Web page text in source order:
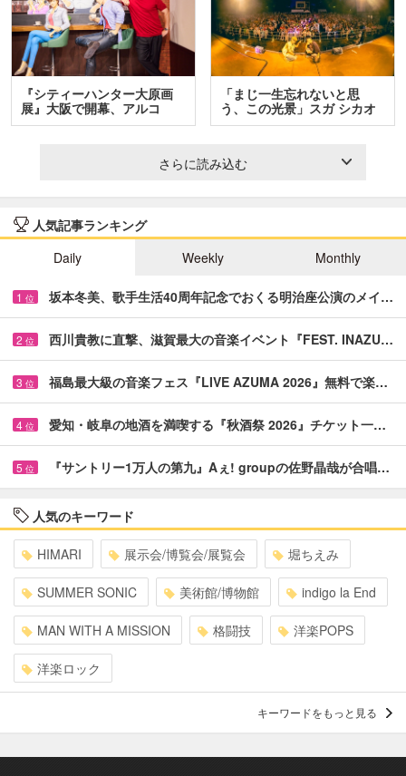
『シティーハンター大原画
展』大阪で開幕、アルコ
＆…
「まじ一生忘れないと思
う、この光景」スガ シカオ
と…
さらに読み込む
人気記事ランキング
Daily
Weekly Monthly
1 位 坂本冬美、歌手生活40周年記念でおくる明治座公演のメイ…
2 位 西川貴教に直撃、滋賀最大の音楽イベント『FEST. INAZU…
3 位 福島最大級の音楽フェス『LIVE AZUMA 2026』無料で楽…
4 位 愛知・岐阜の地酒を満喫する『秋酒祭 2026』チケット一…
5 位 『サントリー1万人の第九』Aぇ! groupの佐野晶哉が合唱…
人気のキーワード
HIMARI 展示会/博覧会/展覧会 堀ちえみ
SUMMER SONIC 美術館/博物館 indigo la End
MAN WITH A MISSION 格闘技 洋楽POPS
洋楽ロック
キーワードをもっと見る